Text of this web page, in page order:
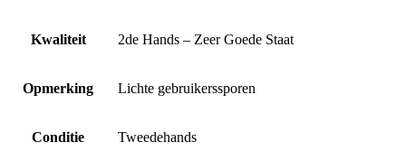
Kwaliteit 2de Hands – Zeer Goede Staat
Opmerking Lichte gebruikerssporen
Conditie Tweedehands